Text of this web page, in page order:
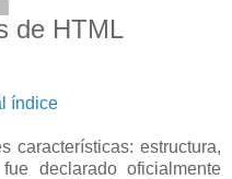
de HTML
índice
características: estructura,
declarado oficialmente